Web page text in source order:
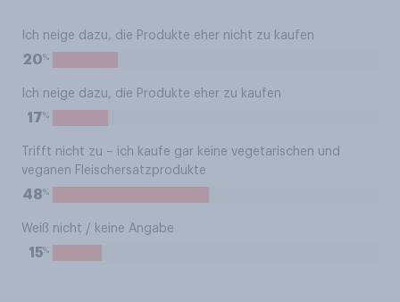
Ich neige dazu, die Produkte eher nicht zu kaufen
20%
Ich neige dazu, die Produkte eher zu kaufen
17%
Trifft nicht zu – ich kaufe gar keine vegetarischen und
veganen Fleischersatzprodukte
48%
Weiß nicht / keine Angabe
15%